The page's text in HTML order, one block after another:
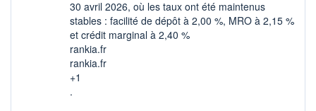
30 avril 2026, où les taux ont été maintenus
stables : facilité de dépôt à 2,00 %, MRO à 2,15 %
et crédit marginal à 2,40 %
rankia.fr
rankia.fr
+1
.